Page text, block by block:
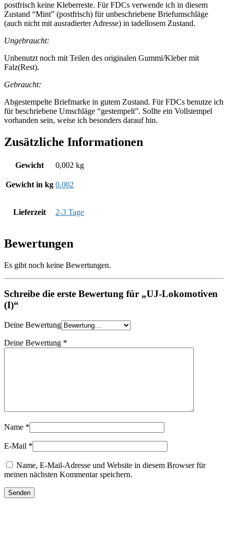
postfrisch keine Kleberreste. Für FDCs verwende ich in diesem
Zustand “Mint” (postfrisch) für unbeschriebene Briefumschläge
(auch nicht mit ausradierter Adresse) in tadellosem Zustand.
Ungebraucht:
Unbenutzt noch mit Teilen des originalen Gummi/Kleber mit
Falz(Rest).
Gebraucht:
Abgestempelte Briefmarke in gutem Zustand. Für FDCs benutze ich
für beschriebene Umschläge “gestempelt”. Sollte ein Vollstempel
vorhanden sein, weise ich besonders darauf hin.
Zusätzliche Informationen
Gewicht 0,002 kg
Gewicht in kg 0.002
Lieferzeit 2-3 Tage
Bewertungen
Es gibt noch keine Bewertungen.
Schreibe die erste Bewertung für „UJ-Lokomotiven
(I)“
Deine Bewertung
Deine Bewertung *
Name *
E-Mail *
Name, E-Mail-Adresse und Website in diesem Browser für
meinen nächsten Kommentar speichern.